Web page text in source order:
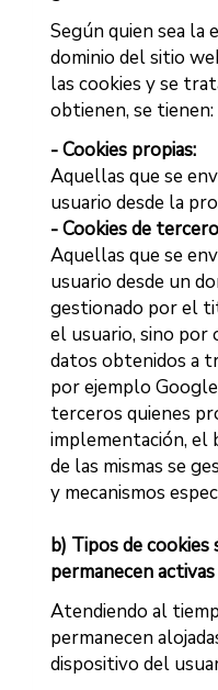
Según quien sea la
dominio del sitio
las cookies y se
obtienen, se tienen:
- Cookies propias:
Aquellas que se
usuario desde la
- Cookies de
Aquellas que se
usuario desde un
gestionado por el
el usuario, sino
datos obtenidos a
por ejemplo
terceros quienes
implementación, el
de las mismas se
y mecanismos
b) Tipos de
permanecen
Atendiendo al
permanecen
dispositivo del